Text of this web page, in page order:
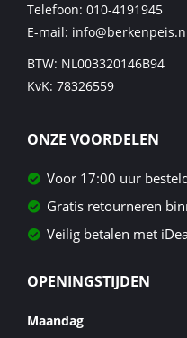
Telefoon: 010-4191945
E-mail:
BTW: NL003320146B94
KvK: 78326559
ONZE VOORDELEN
Voor 17:00 uur
Gratis retourneren
Veilig betalen met
OPENINGSTIJDEN
Maandag